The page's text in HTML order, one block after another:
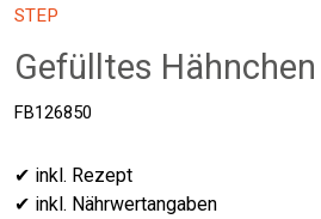
STEP
Gefülltes Hähnchen
FB126850
✔ inkl. Rezept
✔ inkl. Nährwertangaben